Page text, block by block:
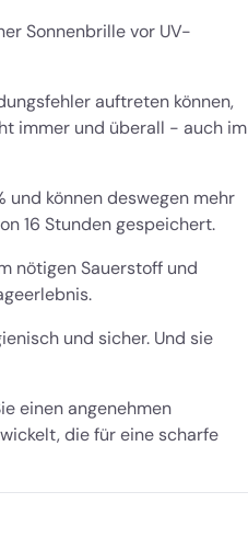
Sonnenbrille vor UV-
auftreten können,
immer und überall - auch im
und können deswegen mehr
16 Stunden gespeichert.
nötigen Sauerstoff und
und sicher. Und sie
einen angenehmen
die für eine scharfe